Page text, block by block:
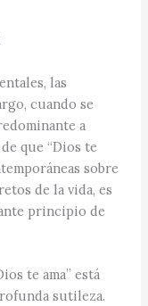
las
cuando se
a
que “Dios te
sobre
de la vida, es
principio de
te ama” está
sutileza.